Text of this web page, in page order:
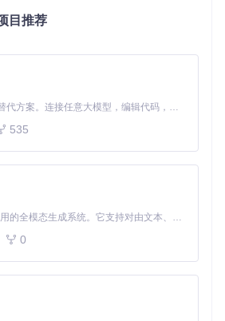
15° 8°
-8° -5°
过渡的自然度，默认值1.0可根据需要
LivePortrait姿态控制系统
目推荐
Claude Code 的开源替代方案。连接任意大模型，编辑代码，运行命令，自动验证 — 全自动执行。用 Rust 构建，极致性能。 ｜ An open-source alternative to Claude Code. Connect any LLM, edit code, run commands, and verify changes — autonomously. Built in Rust for speed. Get Started
535
MiniMax H3 是一个通用的全模态生成系统。它支持对由文本、图像、视频和音频组成的多模态上下文进行统一理解，并能生成分辨率高达 2K、时长可达 15 秒的带原生立体声音频的视频。得益于面向任务泛化的系统设计，H3 在预训练阶段就已具备广泛的多模态上下文理解与生成能力，能够出色地执行复杂的多模态指令。
0